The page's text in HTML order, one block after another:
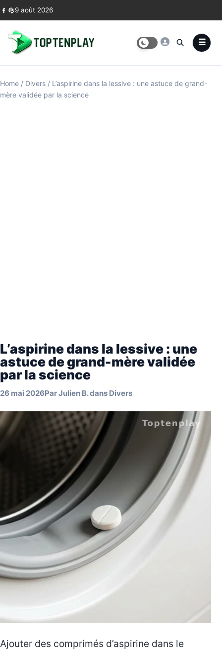
Skip to content
9 août 2026
Home / Divers / L’aspirine dans la lessive : une astuce de grand-
mère validée par la science
L’aspirine dans la lessive : une
astuce de grand-mère validée
par la science
26 mai 2026ParJulien B.dans Divers
Ajouter des comprimés d’aspirine dans le